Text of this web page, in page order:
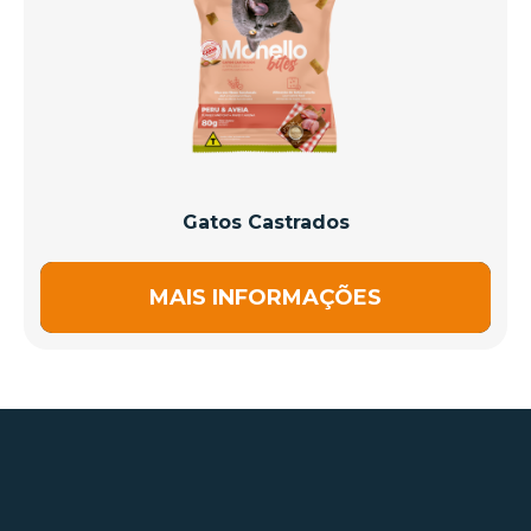
Gatos Castrados
MAIS INFORMAÇÕES